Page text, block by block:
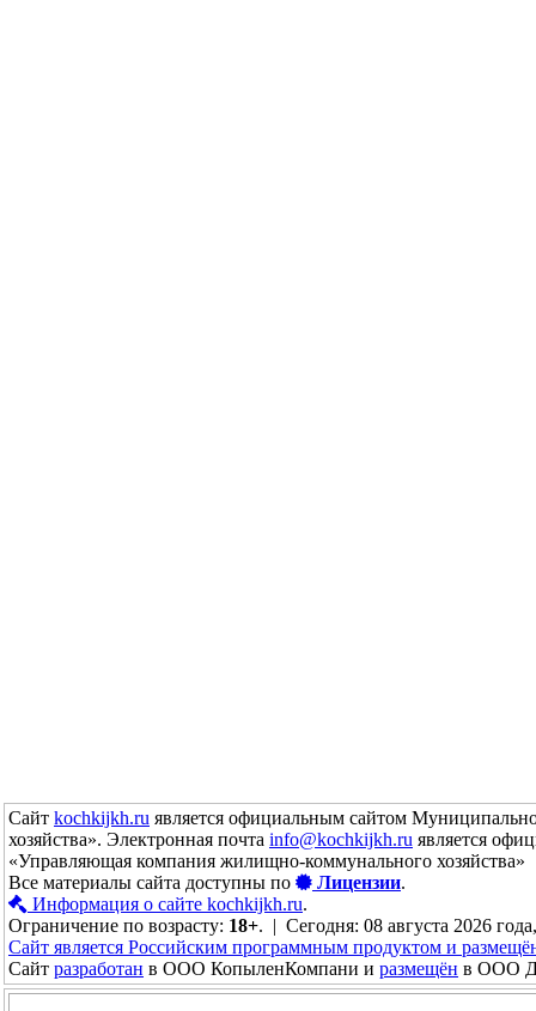
Сайт kochkijkh.ru является официальным сайтом
хозяйства». Электронная почта info@kochkijkh.ru является
«Управляющая компания жилищно-коммунального хозяйства»
Все материалы сайта доступны по
Лицензии.
Информация о сайте kochkijkh.ru.
Ограничение по возрасту: 18+. | Сегодня: 08 августа 2026
Сайт является Российским программным продуктом и
Сайт разработан в ООО КопыленКомпани и размещён в ООО